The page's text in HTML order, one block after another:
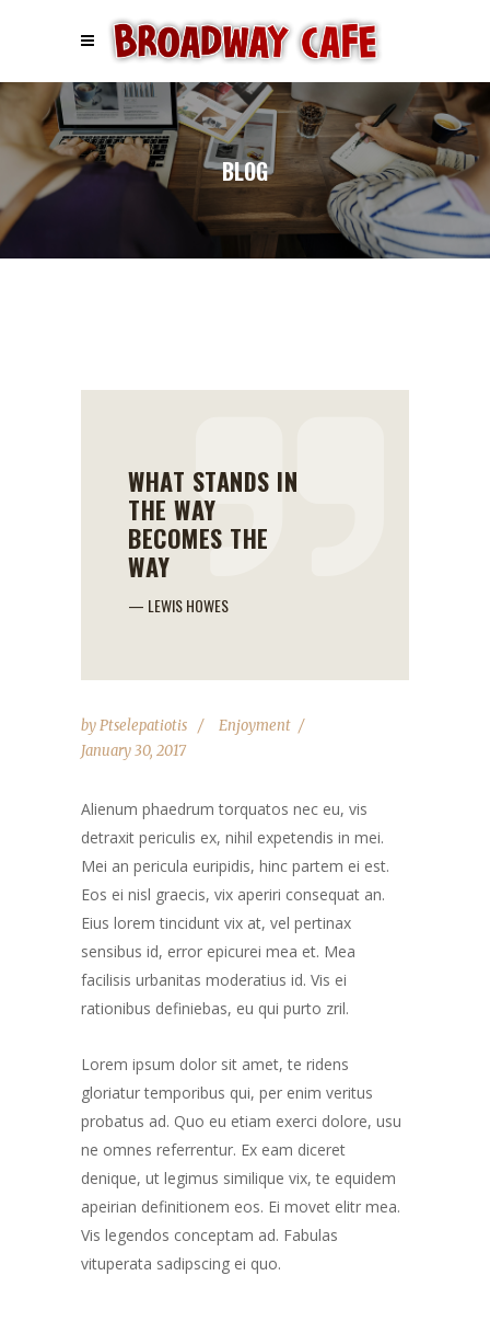
BLOG
WHAT STANDS IN
THE WAY
BECOMES THE
WAY
— LEWIS HOWES
byPtselepatiotis
Enjoyment
January 30, 2017
Alienum phaedrum torquatos nec eu, vis
detraxit periculis ex, nihil expetendis in mei.
Mei an pericula euripidis, hinc partem ei est.
Eos ei nisl graecis, vix aperiri consequat an.
Eius lorem tincidunt vix at, vel pertinax
sensibus id, error epicurei mea et. Mea
facilisis urbanitas moderatius id. Vis ei
rationibus definiebas, eu qui purto zril.
Lorem ipsum dolor sit amet, te ridens
gloriatur temporibus qui, per enim veritus
probatus ad. Quo eu etiam exerci dolore, usu
ne omnes referrentur. Ex eam diceret
denique, ut legimus similique vix, te equidem
apeirian definitionem eos. Ei movet elitr mea.
Vis legendos conceptam ad. Fabulas
vituperata sadipscing ei quo.